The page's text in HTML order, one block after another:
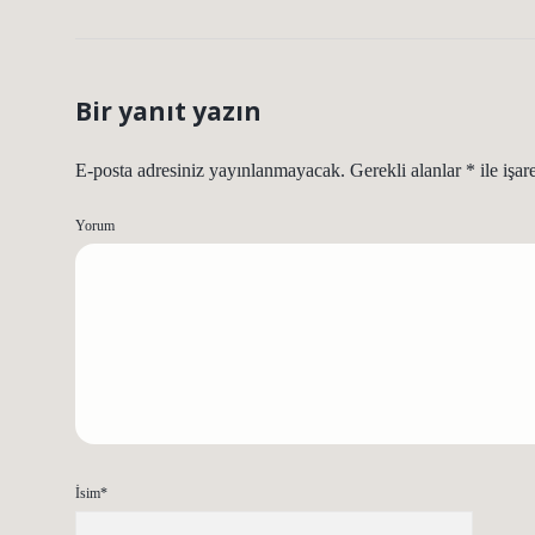
Bir yanıt yazın
E-posta adresiniz yayınlanmayacak. Gerekli alanlar * ile
Yorum
İsim*